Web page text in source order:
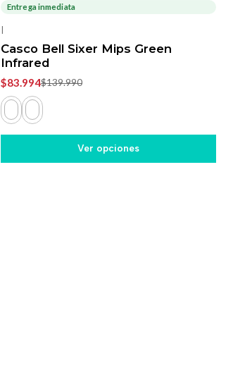
-40%
Entrega inmediata
|
Casco Bell Sixer Mips Green
Infrared
$83.994$139.990
Ver opciones